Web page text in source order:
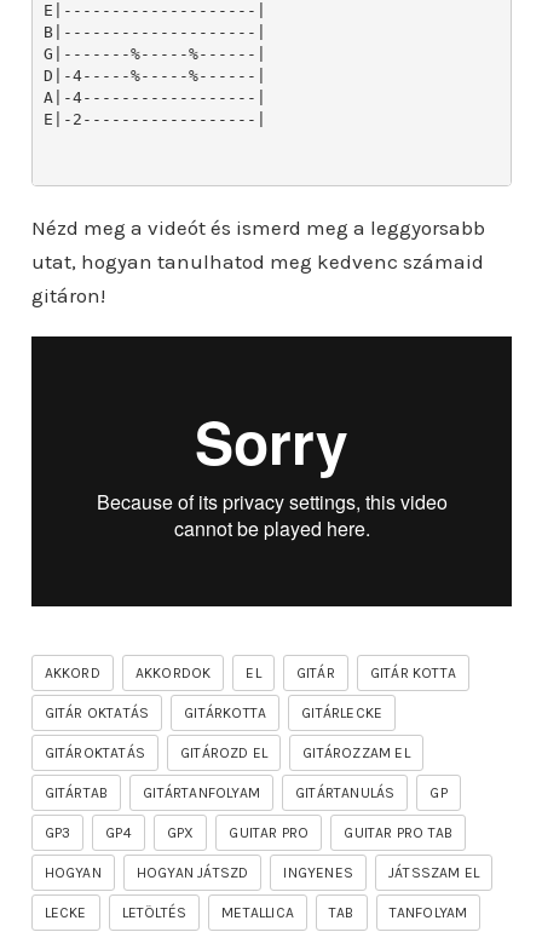
Nézd meg a videót és ismerd meg a leggyorsabb
utat, hogyan tanulhatod meg kedvenc számaid
gitáron!
AKKORD AKKORDOK EL GITÁR GITÁR KOTTA
GITÁR OKTATÁS GITÁRKOTTA GITÁRLECKE
GITÁROKTATÁS GITÁROZD EL GITÁROZZAM EL
GITÁRTAB GITÁRTANFOLYAM GITÁRTANULÁS GP
GP3 GP4 GPX GUITAR PRO GUITAR PRO TAB
HOGYAN HOGYAN JÁTSZD INGYENES JÁTSSZAM EL
LECKE LETÖLTÉS METALLICA TAB TANFOLYAM